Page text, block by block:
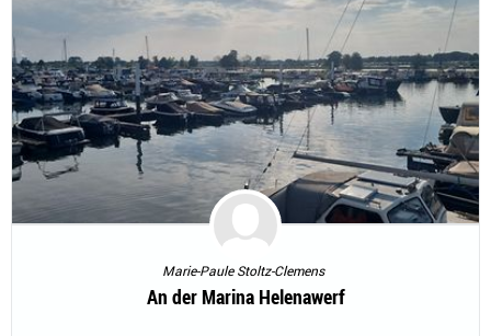
Marie-Paule Stoltz-Clemens
An der Marina Helenawerf